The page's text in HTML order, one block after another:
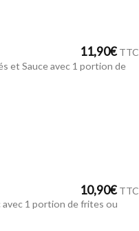
11,90€ TTC
et Sauce avec 1 portion de
10,90€ TTC
avec 1 portion de frites ou